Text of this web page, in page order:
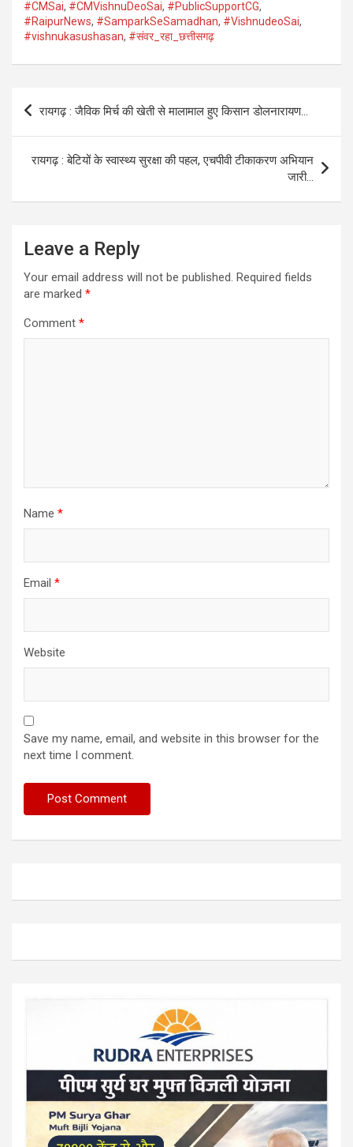
#CMSai, #CMVishnuDeoSai, #PublicSupportCG,
#RaipurNews, #SamparkSeSamadhan, #VishnudeoSai,
#vishnukasushasan, #संवर_रहा_छत्तीसगढ़
Post
navigation
रायगढ़ : जैविक मिर्च की खेती से मालामाल हुए किसान डोलनारायण…
रायगढ़ : बेटियों के स्वास्थ्य सुरक्षा की पहल, एचपीवी टीकाकरण अभियान
जारी…
Leave a Reply
Your email address will not be published. Required fields
are marked *
Comment *
Name *
Email *
Website
Save my name, email, and website in this browser for the
next time I comment.